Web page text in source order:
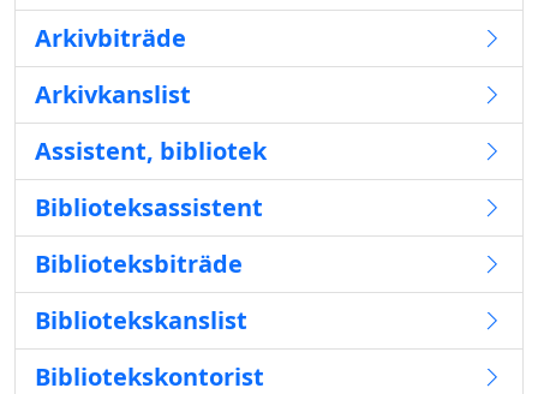
Arkivbiträde
Arkivkanslist
Assistent, bibliotek
Biblioteksassistent
Biblioteksbiträde
Bibliotekskanslist
Bibliotekskontorist